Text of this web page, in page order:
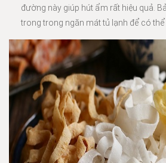
đường này giúp hút ẩm rất hiệu quả.
trong trong ngăn mát tủ lạnh để có thể